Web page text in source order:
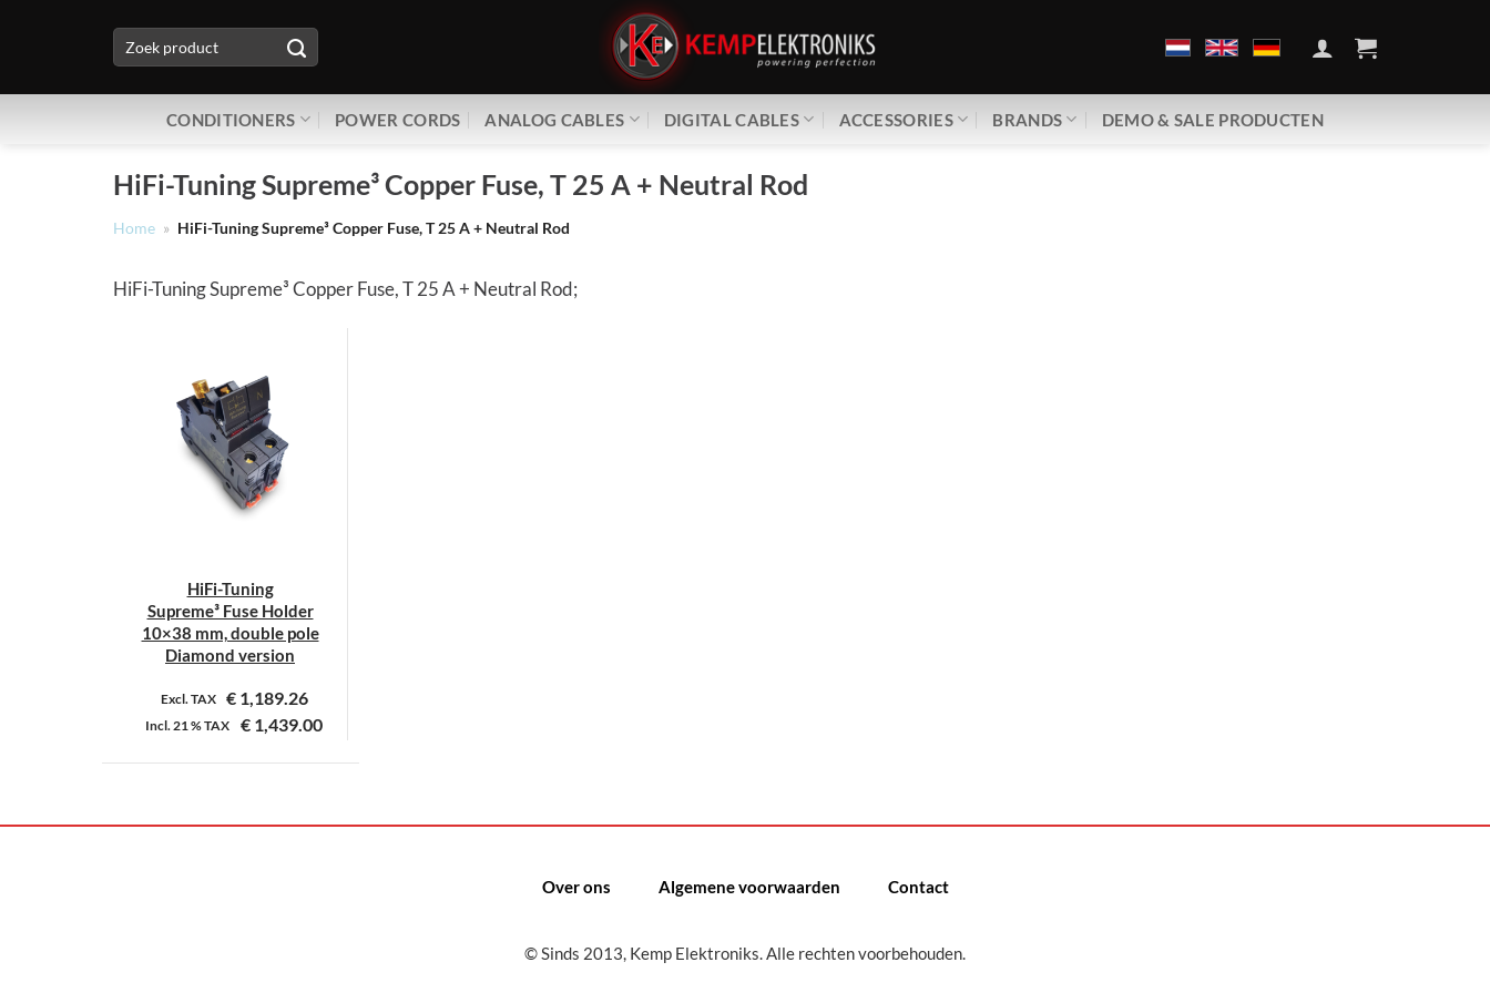
naar:
CONDITIONERS POWER CORDS ANALOG CABLES DIGITAL CABLES ACCESSORIES BRANDS DEMO & SALE PRODUCTEN
HiFi-Tuning Supreme³ Copper Fuse, T 25 A + Neutral Rod
Home » HiFi-Tuning Supreme³ Copper Fuse, T 25 A + Neutral Rod
HiFi-Tuning Supreme³ Copper Fuse, T 25 A + Neutral Rod;
HiFi-Tuning
Supreme³ Fuse Holder
10×38 mm, double pole
Diamond version
Excl. TAX €1,189.26
Incl.21 %TAX € 1,439.00
Dit
heeft
Over ons Algemene voorwaarden Contact
© Sinds 2013, Kemp Elektroniks. Alle rechten voorbehouden.